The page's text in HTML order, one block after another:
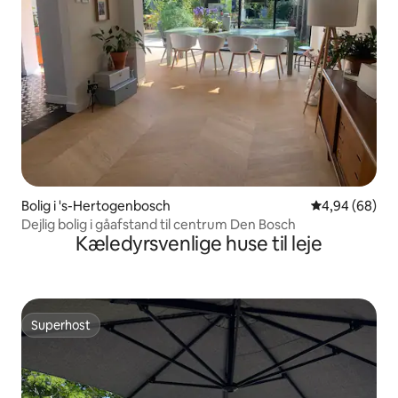
Bolig i 's-Hertogenbosch 4,94 ud af 5 i
4,94 (68)
Dejlig bolig i gåafstand til centrum Den Bosch
Kæledyrsvenlige huse til leje
Superhost
Superhost